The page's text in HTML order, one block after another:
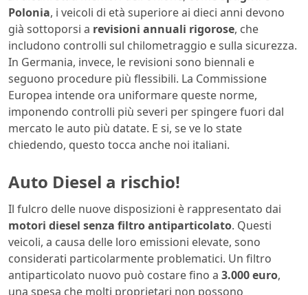
Polonia, i veicoli di età superiore ai dieci anni devono
già sottoporsi a revisioni annuali rigorose, che
includono controlli sul chilometraggio e sulla sicurezza.
In Germania, invece, le revisioni sono biennali e
seguono procedure più flessibili. La Commissione
Europea intende ora uniformare queste norme,
imponendo controlli più severi per spingere fuori dal
mercato le auto più datate. E si, se ve lo state
chiedendo, questo tocca anche noi italiani.
Auto Diesel a rischio!
Il fulcro delle nuove disposizioni è rappresentato dai
motori diesel senza filtro antiparticolato. Questi
veicoli, a causa delle loro emissioni elevate, sono
considerati particolarmente problematici. Un filtro
antiparticolato nuovo può costare fino a 3.000 euro,
una spesa che molti proprietari non possono